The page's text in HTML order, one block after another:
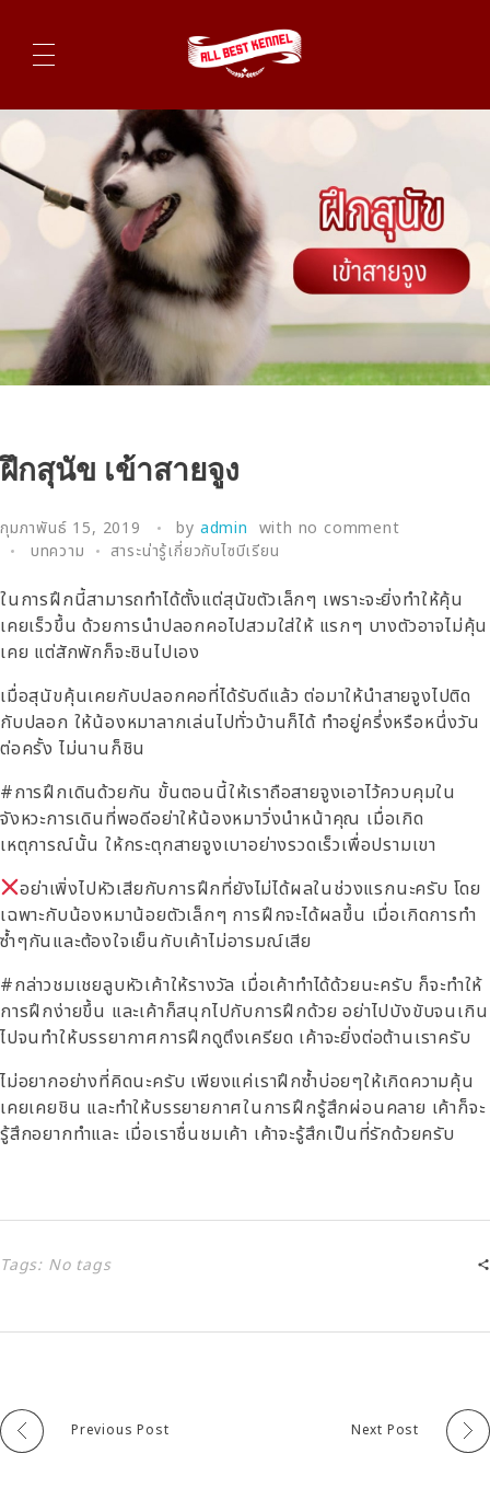
ไซบีเรียนฮัสกี้ ฟาร์มไซบีเรียนที่ดีที่สุดในไทย ติดต่อสอบถาม 0819119104
ฝึกสุนัข เข้าสายจูง
กุมภาพันธ์ 15, 2019 by admin with no comment
บทความ
สาระน่ารู้เกี่ยวกับไซบีเรียน
ในการฝึกนี้สามารถทำได้ตั้งแต่สุนัขตัวเล็กๆ เพราะจะยิ่งทำให้คุ้น
เคยเร็วขึ้น ด้วยการนำปลอกคอไปสวมใส่ให้ แรกๆ บางตัวอาจไม่คุ้น
เคย แต่สักพักก็จะชินไปเอง
เมื่อสุนัขคุ้นเคยกับปลอกคอที่ได้รับดีแล้ว ต่อมาให้นำสายจูงไปติด
กับปลอก ให้น้องหมาลากเล่นไปทั่วบ้านก็ได้ ทำอยู่ครึ่งหรือหนึ่งวัน
ต่อครั้ง ไม่นานก็ชิน
#การฝึกเดินด้วยกัน ขั้นตอนนี้ให้เราถือสายจูงเอาไว้ควบคุมใน
จังหวะการเดินที่พอดีอย่าให้น้องหมาวิ่งนำหน้าคุณ เมื่อเกิด
เหตุการณ์นั้น ให้กระตุกสายจูงเบาอย่างรวดเร็วเพื่อปรามเขา
อย่าเพิ่งไปหัวเสียกับการฝึกที่ยังไม่ได้ผลในช่วงแรกนะครับ โดย
เฉพาะกับน้องหมาน้อยตัวเล็กๆ การฝึกจะได้ผลขึ้น เมื่อเกิดการทำ
ซ้ำๆกันและต้องใจเย็นกับเค้าไม่อารมณ์เสีย
#กล่าวชมเชยลูบหัวเค้าให้รางวัล เมื่อเค้าทำได้ด้วยนะครับ ก็จะทำให้
การฝึกง่ายขึ้น และเค้าก็สนุกไปกับการฝึกด้วย อย่าไปบังขับจนเกิน
ไปจนทำให้บรรยากาศการฝึกดูตึงเครียด เค้าจะยิ่งต่อต้านเราครับ
ไม่อยากอย่างที่คิดนะครับ เพียงแค่เราฝึกซ้ำบ่อยๆให้เกิดความคุ้น
เคยเคยชิน และทำให้บรรยายกาศในการฝึกรู้สึกผ่อนคลาย เค้าก็จะ
รู้สึกอยากทำและ เมื่อเราชื่นชมเค้า เค้าจะรู้สึกเป็นที่รักด้วยครับ
Tags: No tags
Previous Post Next Post